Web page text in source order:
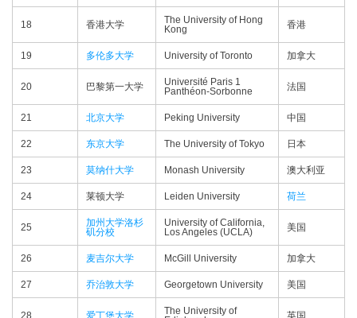
18 香港大学
The University of Hong
Kong
香港
19 多伦多大学 University of Toronto 加拿大
20 巴黎第一大学
Université Paris 1
Panthéon-Sorbonne
法国
21 北京大学 Peking University 中国
22 东京大学 The University of Tokyo 日本
23 莫纳什大学 Monash University 澳大利亚
24 莱顿大学 Leiden University 荷兰
25
加州大学洛杉
矶分校
University of California,
Los Angeles (UCLA)
美国
26 麦吉尔大学 McGill University 加拿大
27 乔治敦大学 Georgetown University 美国
28 爱丁堡大学
The University of
英国